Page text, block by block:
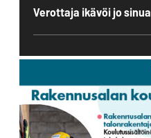
Verottaja ikävöi jo sinua